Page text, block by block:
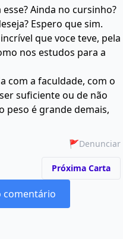
Ainda no cursinho?
Espero que sim.
que voce teve, pela
nos estudos para a
com a faculdade, com o
suficiente ou de não
peso é grande demais,
🚩Denunciar
Próxima Carta
comentário